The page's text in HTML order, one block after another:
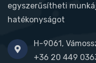
egyszerűsítheti
hatékonyságot
H-9061,
+36 20 449